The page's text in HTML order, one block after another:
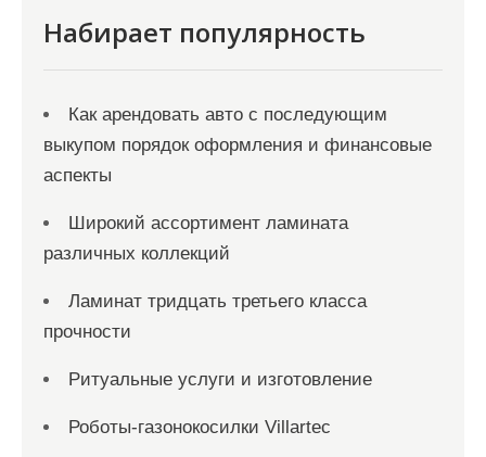
Набирает популярность
Как арендовать авто с последующим
выкупом порядок оформления и финансовые
аспекты
Широкий ассортимент ламината
различных коллекций
Ламинат тридцать третьего класса
прочности
Ритуальные услуги и изготовление
Роботы-газонокосилки Villartec